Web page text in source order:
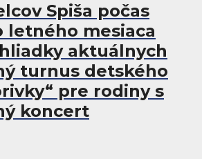
Spiša počas
letného mesiaca
aktuálnych
turnus detského
pre rodiny s
koncert